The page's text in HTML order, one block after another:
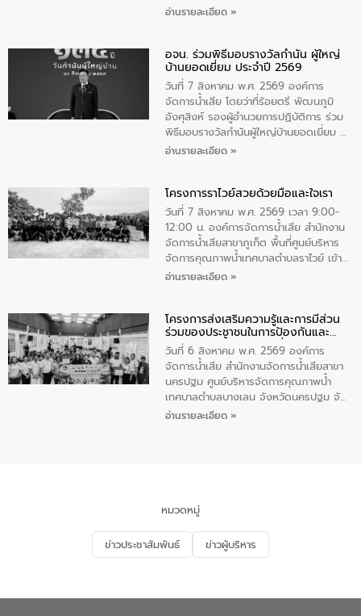
สมภพ สมเด็จพระนางเจ้าสิริกิติ์พระบรม
ทิพย์คำ รองผู้ว่าราชการจังหวัดมุกดาหาร
เป็นประธานในพิธี ณ เรือนจําชั่วคราวนาโสก
ตําบลนาโสก อําเภอเมืองมุกดาหาร จังหวัด
มุกดาหาร โดยในกิจกรรมได้ร่วมปลูกป่า และ
ทําความสะอาดภายในบริเวณ จัดกิจกรรม
เพื่อถวายเป็นพระราชกุศล สมเด็จพระนาง
เจ้าสิริกิติ์พระบรมราชินีนาถ พระบรมราช
อ่านรายละเอียด »
อจน. ร่วมพิธีมอบรางวัลกำนัน ผู้ใหญ่
บ้านยอดเยี่ยม ประจำปี 2569
วันที่ 7 สิงหาคม พ.ศ. 2569 องค์การ
จัดการน้ำเสีย โดยว่าที่ร้อยตรี พัฒนภูมิ
อังศุสิงห์ รองผู้อำนวยการปฏิบัติการ ร่วม
พิธีมอบรางวัลกำนันผู้ใหญ่บ้านยอดเยี่ยม ณ
ทำเนียบรัฐบาล โดยมีนายอนุทิน ชาญวีรกูล
ทองคำและประกาศเกียรติคุณให้แก่ กำนัน
ผู้ใหญ่บ้านยอดเยี่ยม พร้อมกล่าวชื่นชม ให้
โอวาท และมอบนโยบาย
อ่านรายละเอียด »
โครงการราไวย์สวยด้วยมือและใจเรา
วันที่ 7 สิงหาคม พ.ศ. 2569 เวลา 9:00-
12:00 น. องค์การจัดการน้ำเสีย สำนักงาน
จัดการน้ำเสียสาขาภูเก็ต พื้นที่ศูนย์บริหาร
จัดการคุณภาพน้ำเทศบาลตำบลราไวย์ เข้า
ร่วมโครงการราไวย์สวยด้วยมือและใจเรา
ประชาชน ตัวแทนจากโรงแรมต่างๆ ในเขต
เทศบาลตำบลราไวย์ ศูนย์บริหารจัดการ
คุณภาพน้ำเทศบาลตำบลราไวย์ นำโดยนาย
น้อย แก้วเศษ ผู้จัดการสำนักงานจัดการน้ำ
เสียสาขาภูเก็ต พร้อมด้วยเจ้าหน้าที่ จำนวน
5 คน ร่วมทำกิจกรรม ทำความสะอาด
ชายหาดและแหล่งท่องเที่ยว ณ บริเวณ
อ่านรายละเอียด »
โครงการส่งเสริมความรู้และการมีส่วน
ร่วมของประชาชนในการป้องกันและ
แก้ไขปัญหาน้ำเสียอย่างยั่งยืน
วันที่ 6 สิงหาคม พ.ศ. 2569 องค์การ
จัดการน้ำเสีย สำนักงานจัดการน้ำเสียสาขา
นครปฐม ศูนย์บริหารจัดการคุณภาพน้ำ
เทศบาลตำบลบางเลน จังหวัดนครปฐม จัด
กิจกรรมภายใต้โครงการส่งเสริมความรู้และ
จัดการน้ำเสียและสร้างจิตสำนึกในการ
อนุรักษ์สิ่งแวดล้อม ในหัวข้อ “น้ำเสียชุมชน
และการบำบัดน้ำเสียเบื้องต้น” โดยให้ความรู้
เกี่ยวกับสาเหตุและผลกระทบของน้ำเสีย
ณ เทศบาลตำบลบางเลน จังหวัดนครปฐม
อ่านรายละเอียด »
หมวดหมู่
ข่าวประชาสัมพันธ์ ข่าวผู้บริหาร